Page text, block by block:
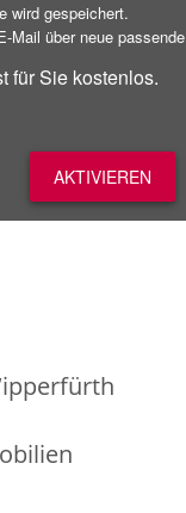
wird gespeichert.
Mail über neue passende
für Sie kostenlos.
AKTIVIEREN